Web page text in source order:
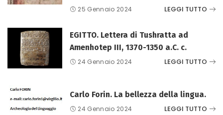
25 Gennaio 2024 LEGGI TUTTO
EGITTO. Lettera di Tushratta ad
Amenhotep III, 1370-1350 a.C. c.
24 Gennaio 2024 LEGGI TUTTO
Carlo Forin. La bellezza della lingua.
24 Gennaio 2024 LEGGI TUTTO